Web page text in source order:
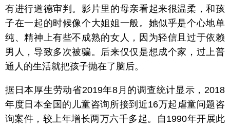
有进行道德审判。影片里的母亲看起来很温柔，和孩
子在一起的时候像个大姐姐一般。她似乎是个心地单
纯、精神上有些不成熟的女人，因为轻信且过于依赖
男人，导致多次被骗。后来仅仅是想成个家，过上普
通人的生活就把孩子抛在了脑后。
据日本厚生劳动省2019年8月的调查统计显示，2018
年度日本全国的儿童咨询所接到近16万起虐童问题咨
询案件，较上年增长两万六千多起。自1990年开展此